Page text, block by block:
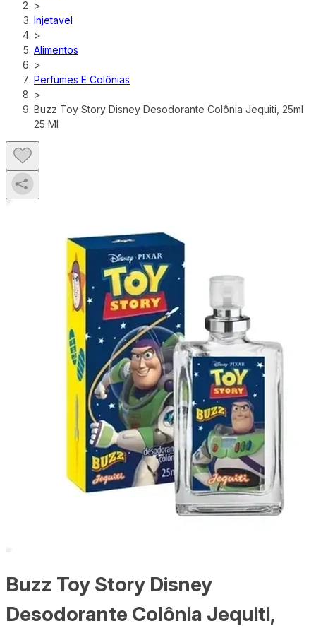
>
Injetavel
>
Alimentos
>
Perfumes E Colônias
>
Buzz Toy Story Disney Desodorante Colônia Jequiti, 25ml
25 Ml
Buzz Toy Story Disney
Desodorante Colônia Jequiti,